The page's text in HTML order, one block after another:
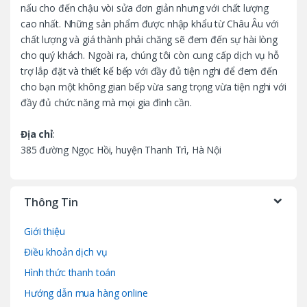
nấu cho đến chậu vòi sửa đơn giản nhưng với chất lượng
cao nhất. Những sản phẩm được nhập khẩu từ Châu Âu với
chất lượng và giá thành phải chăng sẽ đem đến sự hài lòng
cho quý khách. Ngoài ra, chúng tôi còn cung cấp dịch vụ hỗ
trợ lắp đặt và thiết kế bếp với đầy đủ tiện nghi để đem đến
cho bạn một không gian bếp vừa sang trọng vừa tiện nghi với
đầy đủ chức năng mà mọi gia đình cần.
Địa chỉ:
385 đường Ngọc Hồi, huyện Thanh Trì, Hà Nội
Thông Tin
Giới thiệu
Điều khoản dịch vụ
Hình thức thanh toán
Hướng dẫn mua hàng online